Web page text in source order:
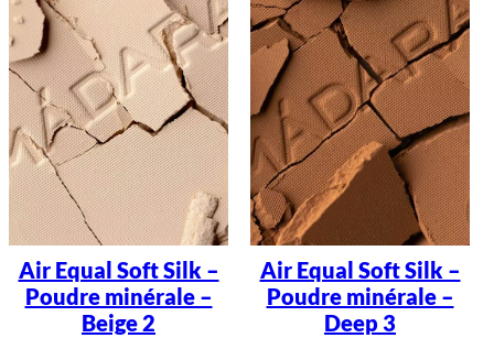
Air Equal Soft Silk –
Poudre minérale –
Beige 2
Air Equal Soft Silk –
Poudre minérale –
Deep 3